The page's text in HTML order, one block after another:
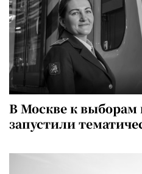
В Москве к выборам
запустили